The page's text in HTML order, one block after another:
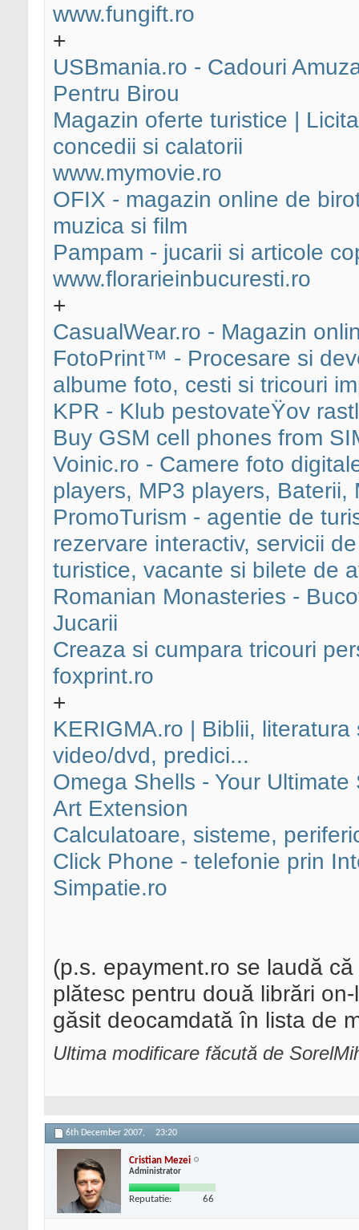
www.fungift.ro
+
USBmania.ro - Cadouri
Pentru Birou
Magazin oferte turistice |
concedii si calatorii
www.mymovie.ro
OFIX - magazin online de
muzica si film
Pampam - jucarii si articole
www.florarieinbucuresti.ro
+
CasualWear.ro - Magazin
FotoPrint™ - Procesare si
albume foto, cesti si tricouri
KPR - Klub pestovateŸov
Buy GSM cell phones from
Voinic.ro - Camere foto
players, MP3 players, Baterii,
PromoTurism - agentie de
rezervare interactiv, servicii
turistice, vacante si bilete de
Romanian Monasteries -
Jucarii
Creaza si cumpara tricouri
foxprint.ro
+
KERIGMA.ro | Biblii,
video/dvd, predici...
Omega Shells - Your
Art Extension
Calculatoare, sisteme,
Click Phone - telefonie prin
Simpatie.ro
(p.s. epayment.ro se laudă
plătesc pentru două librări
găsit deocamdată în lista de
Ultima modificare făcută de
6th December 2007, 23:20
Cristian Mezei
Administrator
Reputatie: 66